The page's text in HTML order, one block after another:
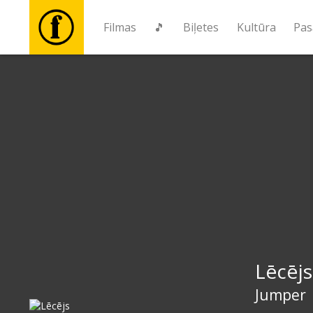
Filmas 🎵 Biļetes Kultūra
Lēcējs
Jumper